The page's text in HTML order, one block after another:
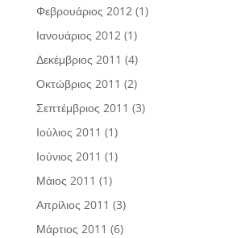
Φεβρουάριος 2012(1)
Ιανουάριος 2012(1)
Δεκέμβριος 2011 (4)
Οκτώβριος 2011 (2)
Σεπτέμβριος 2011 (3)
Ιούλιος 2011 (1)
Ιούνιος 2011 (1)
Μάιος 2011 (1)
Απρίλιος 2011 (3)
Μάρτιος 2011 (6)